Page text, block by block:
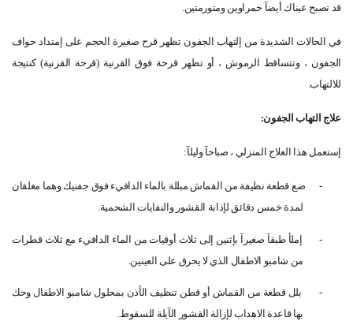
قد تصبح عيناك أيضآ حمراوين ومتورمتين.
في الحالات الشديدة من إلتهاب الجفون تظهر قرح صغيرة الحجم على إمتداد حواف
الجفون ، وتتساقط الرموش ، أو تظهر قرحة فوق القرنية (قرحة القرنية) كنتيجة
للالتهاب.
علاج التهاب الجفون:
إستعمل هذا العلاج المنزلي ، صباحآ وليلآ:
-
ضع قطعة نظيفة من القماش مبللة بالماء الدافيء فوق جفنيك وهما مغلقان
لمدة خمس دقائق لإذابة القشور والنفايات الشحمية.
-
إملأ طبقآ صغيرآ بإثنين إلى ثلاث أوقيات من الماء الدافيء مع ثلاث قطرات
من شامبو الاطفال الذي لا يحرق على العينين
-
بلل قطعة من القماش أو قطن تنظيف الأذن بمحلول شامبو الاطفال وحك
بها قاعدة الاهداب لإزالة القشور الآيلة للسقوط.